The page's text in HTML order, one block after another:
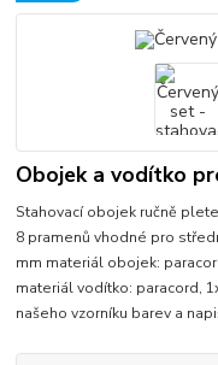
Obojek a vodítko
Stahovací obojek ručně
8 pramenů vhodné pro
mm materiál obojek:
materiál vodítko: paracord,
našeho vzorníku barev a